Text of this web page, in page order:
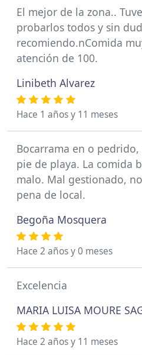
El mejor de la zona..
probarlos todos y sin
recomiendo.nComida
atención de 100.
Linibeth Alvarez
Hace 1 años y 11 meses
Bocarrama en o
pie de playa. La comida
malo. Mal gestionado,
pena de local.
Begoña Mosquera
Hace 2 años y 0 meses
Excelencia
MARIA LUISA MOURE
Hace 2 años y 11 meses